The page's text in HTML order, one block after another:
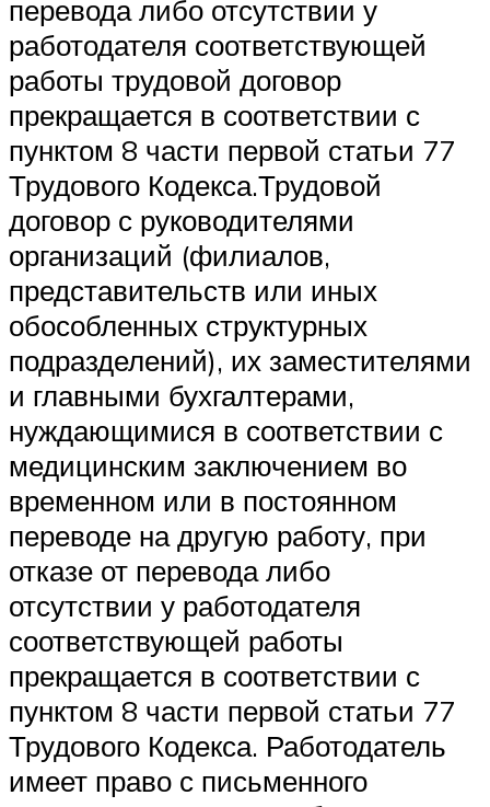
перевода либо отсутствии у
работодателя соответствующей
работы трудовой договор
прекращается в соответствии с
пунктом 8 части первой статьи 77
Трудового Кодекса.Трудовой
договор с руководителями
организаций (филиалов,
представительств или иных
обособленных структурных
подразделений), их заместителями
и главными бухгалтерами,
нуждающимися в соответствии с
медицинским заключением во
временном или в постоянном
переводе на другую работу, при
отказе от перевода либо
отсутствии у работодателя
соответствующей работы
прекращается в соответствии с
пунктом 8 части первой статьи 77
Трудового Кодекса. Работодатель
имеет право с письменного